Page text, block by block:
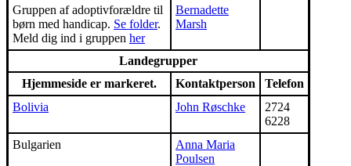
Gruppen af adoptivforældre til
børn med handicap. Se folder.
Meld dig ind i gruppen her
Bernadette
Marsh
Landegrupper
Hjemmeside er markeret.
Kontaktperson
Telefon
Bolivia
John Røschke
2724
6228
Bulgarien
Anna Maria
Poulsen